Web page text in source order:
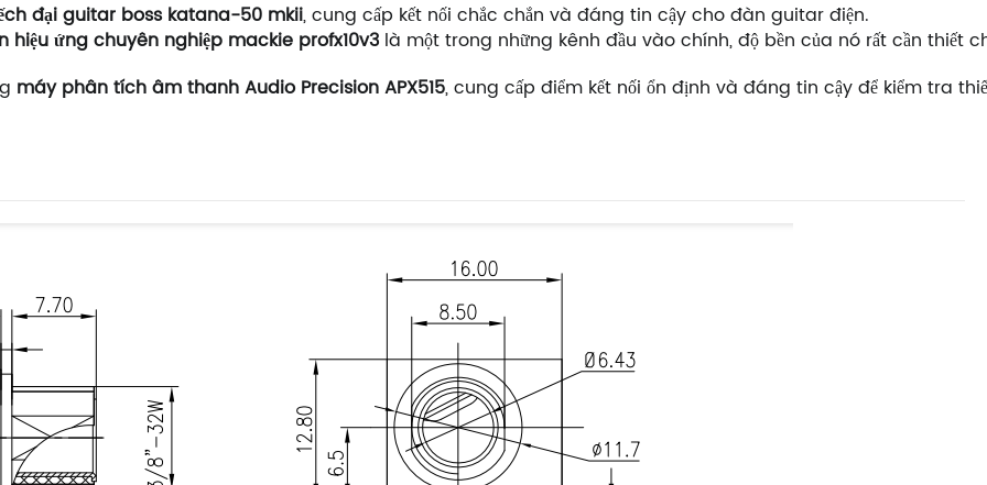
đại guitar boss katana-50 mkii, cung cấp kết nối chắc chắn và đáng tin cậy cho đàn guitar điện.
hiệu ứng chuyên nghiệp mackie profx10v3 là một trong những kênh đầu vào chính, độ bền của nó rất cần thiết
máy phân tích âm thanh Audio Precision APX515, cung cấp điểm kết nối ổn định và đáng tin cậy để kiểm tra